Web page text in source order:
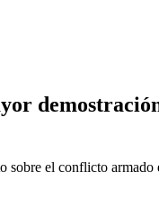
sobre el conflicto armado